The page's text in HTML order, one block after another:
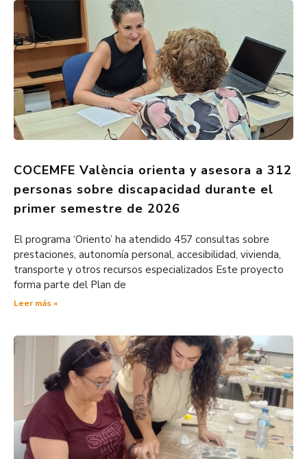
COCEMFE València orienta y asesora a 312
personas sobre discapacidad durante el
primer semestre de 2026
El programa ‘Oriento’ ha atendido 457 consultas sobre
prestaciones, autonomía personal, accesibilidad, vivienda,
transporte y otros recursos especializados Este proyecto
forma parte del Plan de
Leer más »